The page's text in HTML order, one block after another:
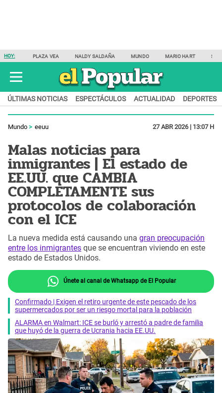
HOY: PLAZA VEA NALDY SALDAÑA MUNDO MARIO HART
ÚLTIMAS NOTICIAS ESPECTÁCULOS ACTUALIDAD DEPORTES
Mundo eeuu 27 ABR 2026 | 13:07 H
Malas noticias para
inmigrantes | El estado de
EE.UU. que CAMBIA
COMPLETAMENTE sus
protocolos de colaboración
con el ICE
La nueva medida está causando una gran preocupación
entre los inmigrantes que se encuentran viviendo en este
estado de Estados Unidos.
Únete al canal de Whatsapp de El Popular
Confirmado | Exigen el retiro urgente de este pescado de los
supermercados por ser un riesgo mortal para la población
ALARMA en Walmart: ICE se burló y arrestó a padre de familia
que huyó de la guerra de Ucrania hacia EE.UU.